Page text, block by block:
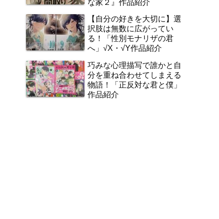
な家２』作品紹介
【自分の好きを大切に】選
択肢は無数に広がってい
る！「性別モナリザの君
へ」√X・√Y作品紹介
巧みな心理描写で誰かと自
分を重ね合わせてしまえる
物語！「正反対な君と僕」
作品紹介